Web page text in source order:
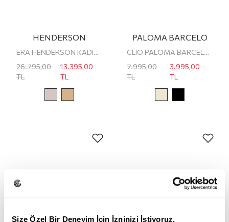
Size Özel Bir Deneyim İçin İzninizi İstiyoruz.
HENDERSON
ERA HENDERSON KADIN LOAFER
26.795,00
TL
13.395,00
TL
PALOMA BARCELO
CLIO PALOMA BARCELO KADIN LOAFER
7.995,00
TL
3.995,00
TL